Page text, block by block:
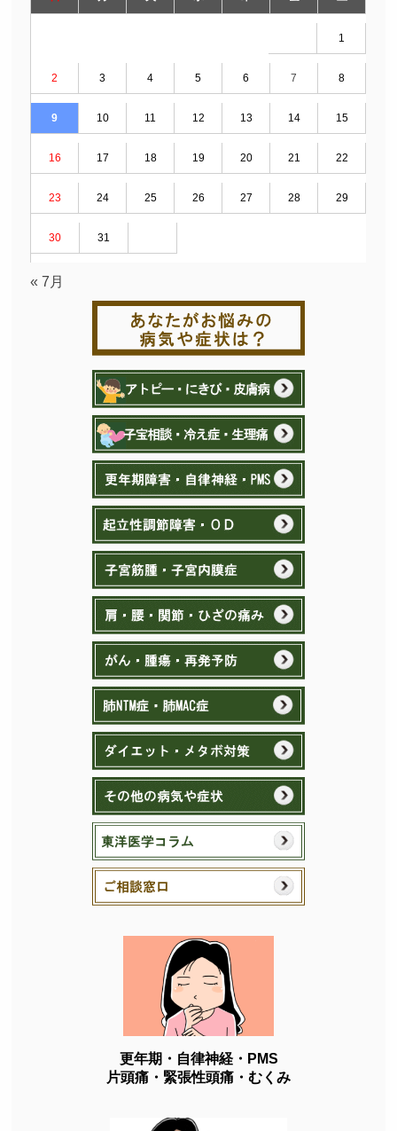
1
2 3 4 5 6 7 8
9 10 11 12 13 14 15
16 17 18 19 20 21 22
23 24 25 26 27 28 29
30 31
« 7月
更年期・自律神経・PMS
片頭痛・緊張性頭痛・むくみ